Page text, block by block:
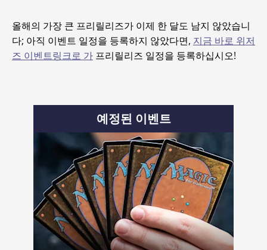
올해의 가장 큰 프리릴리즈가 이제 한 달도 남지 않았습니
다; 아직 이벤트 일정을 등록하지 않았다면, 지금 바로 위저
즈 이벤트링크로 가 프리릴리즈 일정을 등록하십시오!
예정된 이벤트